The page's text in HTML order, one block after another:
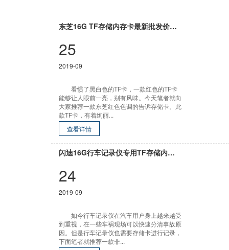
东芝16G TF存储内存卡最新批发价格报价
25
2019-09
看惯了黑白色的TF卡，一款红色的TF卡
能够让人眼前一亮，别有风味。今天笔者就向
大家推荐一款东芝红色色调的告诉存储卡。此
款TF卡，有着绚丽...
查看详情
闪迪16G行车记录仪专用TF存储内存卡最新批发价格报价
24
2019-09
如今行车记录仪在汽车用户身上越来越受
到重视，在一些车祸现场可以快速分清事故原
因。但是行车记录仪也需要存储卡进行记录，
下面笔者就推荐一款非...